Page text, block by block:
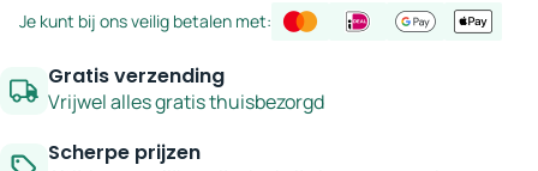
10×10
–
Zin
Je kunt bij ons veilig betalen met:
Gratis verzending
Vrijwel alles gratis thuisbezorgd
Scherpe prijzen